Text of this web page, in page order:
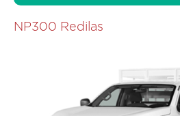
NP300 Redilas